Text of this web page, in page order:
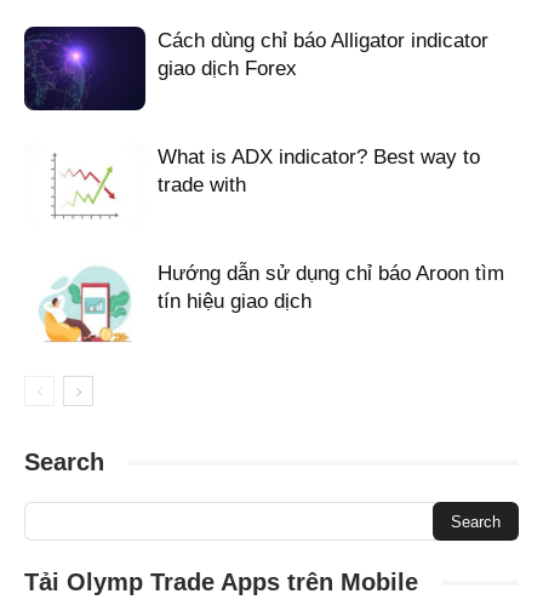
Cách dùng chỉ báo Alligator indicator
giao dịch Forex
What is ADX indicator? Best way to
trade with
Hướng dẫn sử dụng chỉ báo Aroon tìm
tín hiệu giao dịch
Search
Tải Olymp Trade Apps trên Mobile